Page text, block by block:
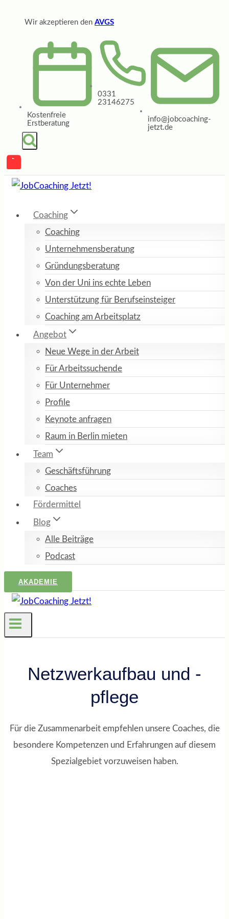
Wir akzeptieren den AVGS
Kostenfreie
Erstberatung
0331
23146275
info@jobcoaching-
jetzt.de
Coaching
Coaching
Unternehmensberatung
Gründungsberatung
Von der Uni ins echte Leben
Unterstützung für Berufseinsteiger
Coaching am Arbeitsplatz
Angebot
Neue Wege in der Arbeit
Für Arbeitssuchende
Für Unternehmer
Profile
Keynote anfragen
Raum in Berlin mieten
Team
Geschäftsführung
Coaches
Fördermittel
Blog
Alle Beiträge
Podcast
AKADEMIE
Netzwerkaufbau und -
pflege
Für die Zusammenarbeit empfehlen unsere Coaches, die
besondere Kompetenzen und Erfahrungen auf diesem
Spezialgebiet vorzuweisen haben.